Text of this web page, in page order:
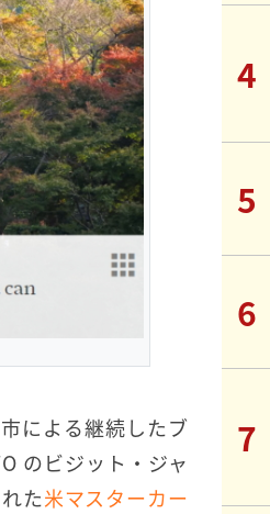
による継続したブ
のビジット・ジャ
た米マスターカー